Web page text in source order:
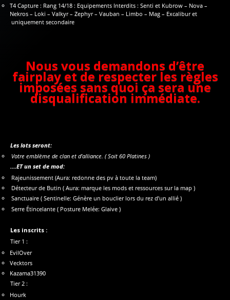
T4 Capture : Rang 14/18 : Equipements Interdits : Senti et Kubrow – Nova –
Nekros – Loki – Valkyr – Zephyr – Vauban – Limbo – Mag – Excalibur et
uniquement secondaire
Nous vous demandons d’être
fairplay et de respecter les règles
imposées sans quoi ça sera une
disqualification immédiate.
Les lots seront:
Votre emblème de clan et d’alliance. ( Soit 60 Platines )
….ET un set de mod:
Rajeunissement (Aura: redonne des pv à toute la team)
Détecteur de Butin ( Aura: marque les mods et ressources sur la map )
Sanctuaire ( Sentinelle: Génère un bouclier lors du rez d’un allié )
Serre Étincelante ( Posture Melée: Glaive )
Les inscrits :
Tier 1 :
EvilOver
Vecktors
Kazama31390
Tier 2 :
Hourk